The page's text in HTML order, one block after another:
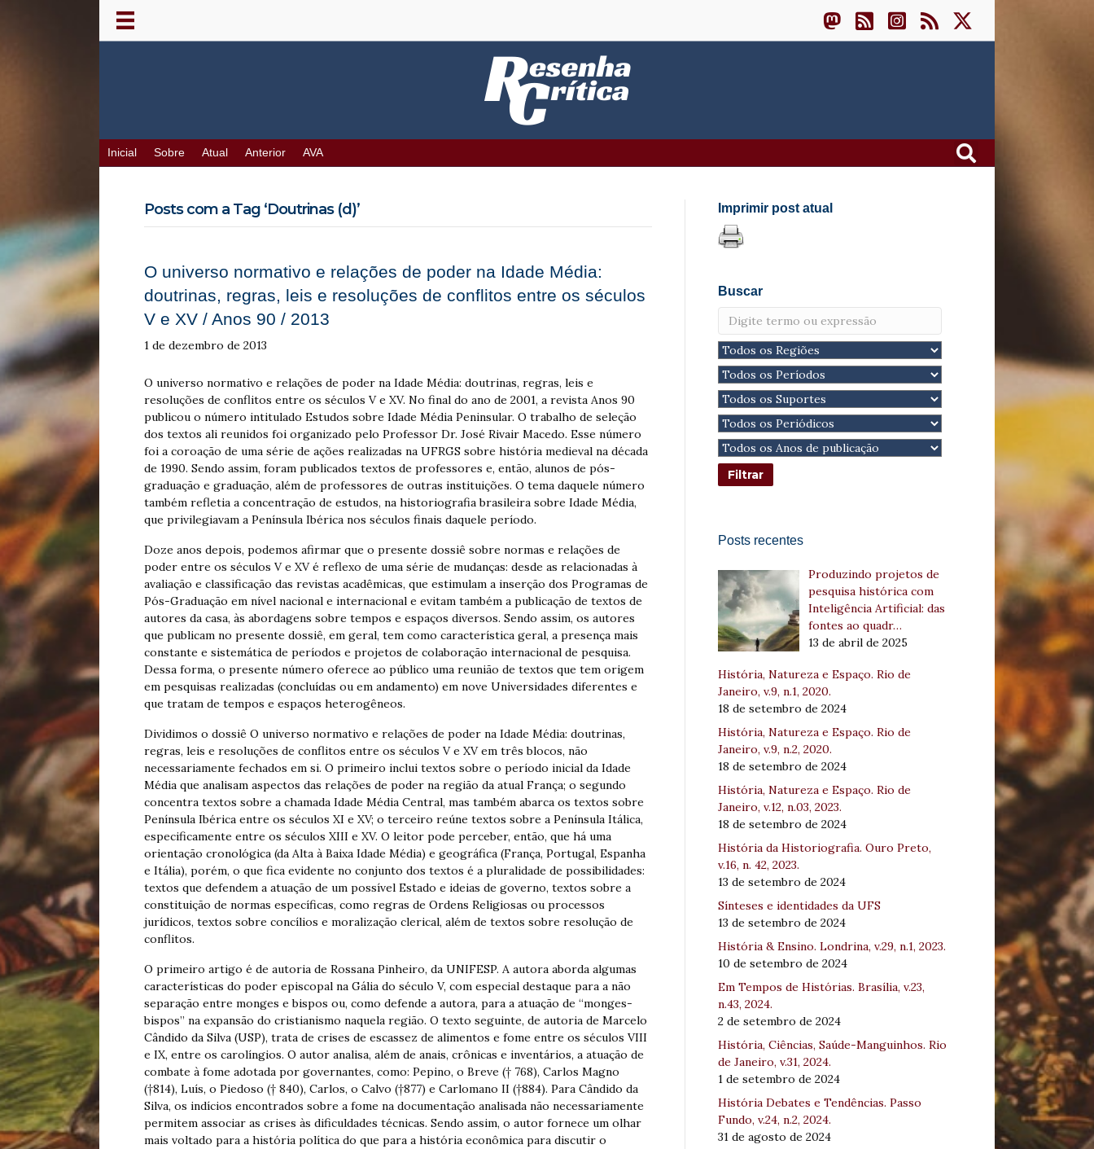
Inicial Sobre Atual Anterior AVA
Posts com a Tag ‘Doutrinas (d)’
O universo normativo e relações de poder na Idade Média:
doutrinas, regras, leis e resoluções de conflitos entre os séculos
V e XV / Anos 90 / 2013
1 de dezembro de 2013
O universo normativo e relações de poder na Idade Média: doutrinas, regras, leis e
resoluções de conflitos entre os séculos V e XV. No final do ano de 2001, a revista Anos 90
publicou o número intitulado Estudos sobre Idade Média Peninsular. O trabalho de seleção
dos textos ali reunidos foi organizado pelo Professor Dr. José Rivair Macedo. Esse número
foi a coroação de uma série de ações realizadas na UFRGS sobre história medieval na década
de 1990. Sendo assim, foram publicados textos de professores e, então, alunos de pós-
graduação e graduação, além de professores de outras instituições. O tema daquele número
também refletia a concentração de estudos, na historiografia brasileira sobre Idade Média,
que privilegiavam a Península Ibérica nos séculos finais daquele período.
Doze anos depois, podemos afirmar que o presente dossiê sobre normas e relações de
poder entre os séculos V e XV é reflexo de uma série de mudanças: desde as relacionadas à
avaliação e classificação das revistas acadêmicas, que estimulam a inserção dos Programas de
Pós-Graduação em nível nacional e internacional e evitam também a publicação de textos de
autores da casa, às abordagens sobre tempos e espaços diversos. Sendo assim, os autores
que publicam no presente dossiê, em geral, tem como característica geral, a presença mais
constante e sistemática de períodos e projetos de colaboração internacional de pesquisa.
Dessa forma, o presente número oferece ao público uma reunião de textos que tem origem
em pesquisas realizadas (concluídas ou em andamento) em nove Universidades diferentes e
que tratam de tempos e espaços heterogêneos.
Dividimos o dossiê O universo normativo e relações de poder na Idade Média: doutrinas,
regras, leis e resoluções de conflitos entre os séculos V e XV em três blocos, não
necessariamente fechados em si. O primeiro inclui textos sobre o período inicial da Idade
Média que analisam aspectos das relações de poder na região da atual França; o segundo
concentra textos sobre a chamada Idade Média Central, mas também abarca os textos sobre
Península Ibérica entre os séculos XI e XV; o terceiro reúne textos sobre a Península Itálica,
especificamente entre os séculos XIII e XV. O leitor pode perceber, então, que há uma
orientação cronológica (da Alta à Baixa Idade Média) e geográfica (França, Portugal, Espanha
e Itália), porém, o que fica evidente no conjunto dos textos é a pluralidade de possibilidades:
textos que defendem a atuação de um possível Estado e ideias de governo, textos sobre a
constituição de normas específicas, como regras de Ordens Religiosas ou processos
jurídicos, textos sobre concílios e moralização clerical, além de textos sobre resolução de
conflitos.
O primeiro artigo é de autoria de Rossana Pinheiro, da UNIFESP. A autora aborda algumas
características do poder episcopal na Gália do século V, com especial destaque para a não
separação entre monges e bispos ou, como defende a autora, para a atuação de “monges-
bispos” na expansão do cristianismo naquela região. O texto seguinte, de autoria de Marcelo
Cândido da Silva (USP), trata de crises de escassez de alimentos e fome entre os séculos VIII
e IX, entre os carolíngios. O autor analisa, além de anais, crônicas e inventários, a atuação de
combate à fome adotada por governantes, como: Pepino, o Breve († 768), Carlos Magno
(†814), Luís, o Piedoso († 840), Carlos, o Calvo (†877) e Carlomano II (†884). Para Cândido da
Silva, os indícios encontrados sobre a fome na documentação analisada não necessariamente
permitem associar as crises às dificuldades técnicas. Sendo assim, o autor fornece um olhar
mais voltado para a história política do que para a história econômica para discutir o
Imprimir post atual
Buscar
Posts recentes
Produzindo projetos de
pesquisa histórica com
Inteligência Artificial: das
fontes ao quadr…
13 de abril de 2025
História, Natureza e Espaço. Rio de
Janeiro, v.9, n.1, 2020.
18 de setembro de 2024
História, Natureza e Espaço. Rio de
Janeiro, v.9, n.2, 2020.
18 de setembro de 2024
História, Natureza e Espaço. Rio de
Janeiro, v.12, n.03, 2023.
18 de setembro de 2024
História da Historiografia. Ouro Preto,
v.16, n. 42, 2023.
13 de setembro de 2024
Sínteses e identidades da UFS
13 de setembro de 2024
História & Ensino. Londrina, v.29, n.1, 2023.
10 de setembro de 2024
Em Tempos de Histórias. Brasília, v.23,
n.43, 2024.
2 de setembro de 2024
História, Ciências, Saúde-Manguinhos. Rio
de Janeiro, v.31, 2024.
1 de setembro de 2024
História Debates e Tendências. Passo
Fundo, v.24, n.2, 2024.
31 de agosto de 2024